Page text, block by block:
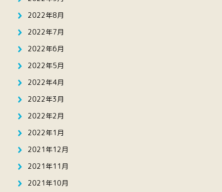
2022年8月
2022年7月
2022年6月
2022年5月
2022年4月
2022年3月
2022年2月
2022年1月
2021年12月
2021年11月
2021年10月